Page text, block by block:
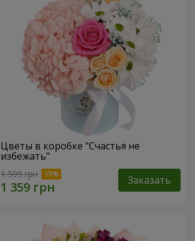
Цветы в коробке "Счастья не
избежать"
1 599 грн Заказать